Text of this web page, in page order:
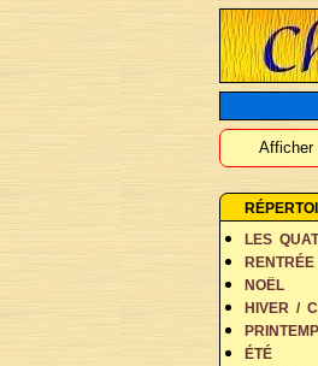
LES
NOËL
HIVER /
ÉTÉ